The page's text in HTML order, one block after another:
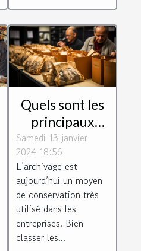
Quels sont les
principaux
paramètres à
prendre en
compte pour
bien classer les
archives ?
Samedi 13 janvier
2024 18:56
L’archivage est
aujourd’hui un moyen
de conservation très
utilisé dans les
entreprises. Bien
classer les...